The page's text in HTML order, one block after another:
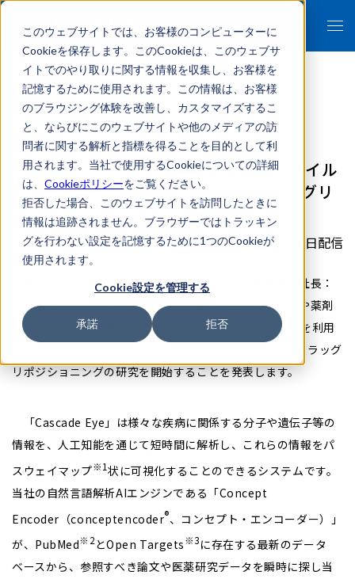
このウェブサイトでは、お客様のコンピューターに
Cookieを保存します。このCookieは、このウェブサ
イトでのやり取りに関する情報を収集し、お客様を
記憶するために使用されます。この情報は、お客様
のブラウジング体験を改善し、カスタマイズするこ
と、ならびにこのウェブサイトや他のメディアの訪
問者に関する解析と指標を得ることを目的として利
用されます。当社で使用するCookieについての詳細
は、 Cookieポリシーをご覧ください。
拒否した場合、このウェブサイトを訪問したときに
情報は追跡されません。ブラウザーではトラッキン
グを行わない設定を記憶するために1つのCookieが
使用されます。
Cookie設定を管理する
承諾 拒否
- 報道関係者各位 -
FRONTEO、AIを利用した新型コロナウイル
ス感染症（COVID-19）に対するドラッグリ
ポジショニングの研究を開始
2020年04月17日配信
株式会社FRONTEO（本社：東京都港区、代表取締役社長：
守本正宏、以下FRONTEO）は、独自に開発した、病気や薬剤
のメカニズムを可視化するAIシステム「Cascade Eye」を利用
し、新型コロナウイルス感染症（COVID-19）に対するドラッグ
リポジショニングの研究を開始することを発表します。
「Cascade Eye」は様々な疾病に関係する分子や遺伝子等の
情報を、人工知能を通じて短時間に解析し、これらの情報をパ
スウェイマップ※1状に可視化することのできるシステムです。
当社の自然言語解析AIエンジンである「Concept
Encoder（conceptencoder®、コンセプト・エンコーダー）」
が、PubMed※ 2とOpen Targets※3に存在する最新のデータ
ベースから、参照すべき論文や医薬研究データを瞬時に探し当